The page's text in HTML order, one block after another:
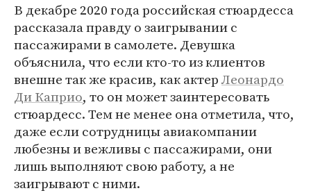
В декабре 2020 года российская стюардесса
рассказала правду о заигрывании с
пассажирами в самолете. Девушка
объяснила, что если кто-то из клиентов
внешне так же красив, как актерЛеонардо
Ди Каприо, то он может заинтересовать
стюардесс. Тем не менее она отметила, что,
даже если сотрудницы авиакомпании
любезны и вежливы с пассажирами, они
лишь выполняют свою работу, а не
заигрывают с ними.